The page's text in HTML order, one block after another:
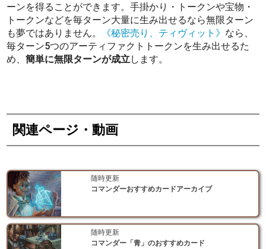
ーンを得ることができます。手掛かり・トークンや宝物・
トークンなどを毎ターン大量に生み出せるなら無限ターン
も夢ではありません。
《秘密売り、ティヴィット》 なら、
毎ターン5つのアーティファクトトークンを生み出せるた
め、簡単に無限ターンが成立 します。
関連ページ・動画
随時更新
コマンダーおすすめカードアーカイブ
随時更新
コマンダー「青」のおすすめカード